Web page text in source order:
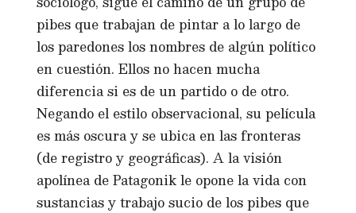
pibes que trabajan de pintar a lo largo de
los paredones los nombres de algún político
en cuestión. Ellos no hacen mucha
diferencia si es de un partido o de otro.
Negando el estilo observacional, su película
es más oscura y se ubica en las fronteras
(de registro y geográficas). A la visión
apolínea de Patagonik le opone la vida con
sustancias y trabajo sucio de los pibes que